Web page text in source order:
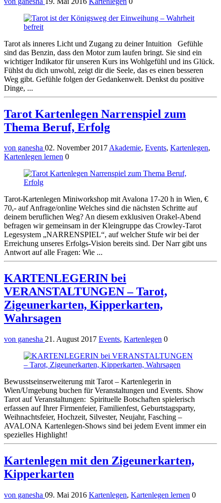
Tarot als inneres Licht und Zugang zu deiner Intuition Gefühle
sind das Benzin, dass den Motor zum laufen bringt. Sie sind ein
wichtiger Indikator für unseren Kurs ins Wohlgefühl und ins Glück.
Fühlst du dich unwohl, zeigt dir die Seele, das es einen besseren
Weg gibt. Gefühle folgen der Gedankenwelt. Denkst du positive
Dinge, ...
Tarot Kartenlegen Narrenspiel zum
Thema Beruf, Erfolg
von ganesha 02. November 2017Akademie, Events, Kartenlegen,
Kartenlegen lernen 0
Tarot-Kartenlegen Miniworkshop mit Avalona 17-20 h in Wien, €
70,- auf Anfrage/online Welches sind die nächsten Schritte auf
deinem beruflichen Weg? An diesem exklusiven Orakel-Abend
befragen wir gemeinsam in der Kleingruppe das Crowley-Tarot
Legesystem „NARRENSPIEL“, auf welcher Stufe wir bei der
Erreichung unseres Erfolgs-Vision bereits sind. Der Narr gibt uns
Antwort auf alle Fragen: Wie ...
KARTENLEGERIN bei
VERANSTALTUNGEN – Tarot,
Zigeunerkarten, Kipperkarten,
Wahrsagen
von ganesha 21. August 2017 Events, Kartenlegen 0
Bewusstseinserweiterung mit Tarot – Kartenlegerin in
Wien/Umgebung buchen für Veranstaltungen und Events. Show
Tarot auf Veranstaltungen: Spirituelle Botschaften spielerisch
erfassen auf Ihrer Firmenfeier, Familienfest, Geburtstagsparty,
Weihnachtsfeier, Hochzeit, Silvester, Neujahr, Fasching –
AVALONA Kartenlegen-Shows sind bei jedem Event immer ein
spezielles Highlight!
Kartenlegen mit den Zigeunerkarten,
Kipperkarten
von ganesha 09. Mai 2016 Kartenlegen, Kartenlegen lernen 0